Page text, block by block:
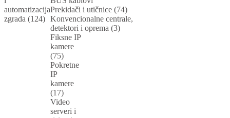
automatizacija
zgrada (124)
Prekidači i utičnice (74)
Konvencionalne centrale,
detektori i oprema (3)
Fiksne IP
kamere
(75)
Pokretne
IP
kamere
(17)
Video
serveri i